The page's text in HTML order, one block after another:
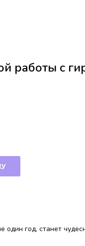
работы с
один год, станет